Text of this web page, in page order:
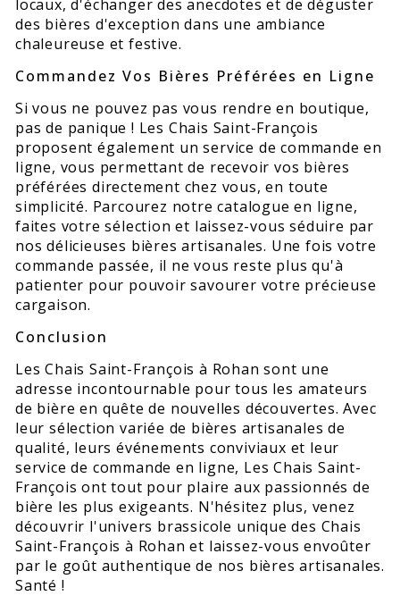
locaux, d'échanger des anecdotes et de déguster
des bières d'exception dans une ambiance
chaleureuse et festive.
Commandez Vos Bières Préférées en Ligne
Si vous ne pouvez pas vous rendre en boutique,
pas de panique ! Les Chais Saint-François
proposent également un service de commande en
ligne, vous permettant de recevoir vos bières
préférées directement chez vous, en toute
simplicité. Parcourez notre catalogue en ligne,
faites votre sélection et laissez-vous séduire par
nos délicieuses bières artisanales. Une fois votre
commande passée, il ne vous reste plus qu'à
patienter pour pouvoir savourer votre précieuse
cargaison.
Conclusion
Les Chais Saint-François à Rohan sont une
adresse incontournable pour tous les amateurs
de bière en quête de nouvelles découvertes. Avec
leur sélection variée de bières artisanales de
qualité, leurs événements conviviaux et leur
service de commande en ligne, Les Chais Saint-
François ont tout pour plaire aux passionnés de
bière les plus exigeants. N'hésitez plus, venez
découvrir l'univers brassicole unique des Chais
Saint-François à Rohan et laissez-vous envoûter
par le goût authentique de nos bières artisanales.
Santé !